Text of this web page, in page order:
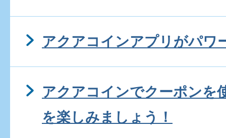
アクアコインアプリがパワ
アクアコインでクーポンを
を楽しみましょう！